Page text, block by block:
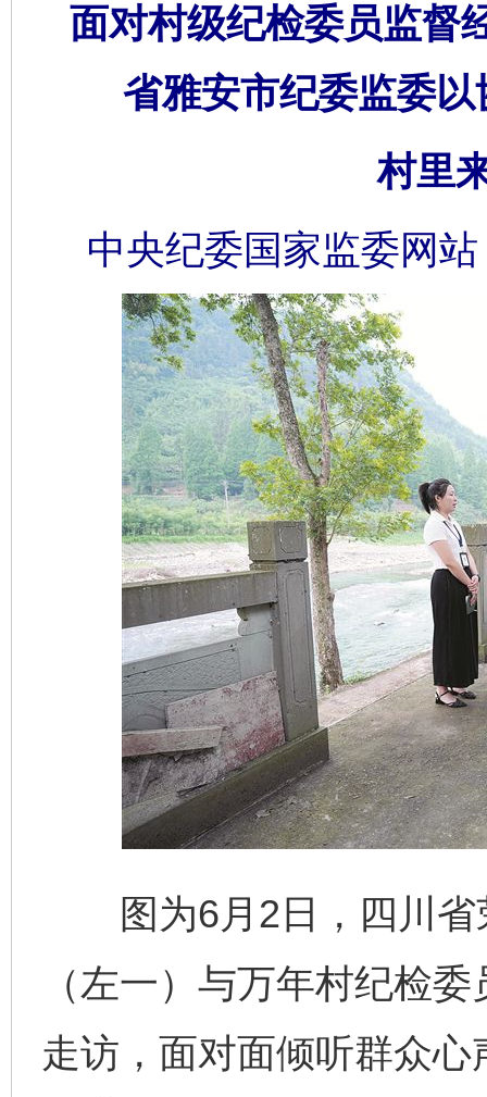
面对村级纪检委员监督
省雅安市纪委监委
村里
中央纪委国家监委网
图为6月2日，四川省
（左一）与万年村纪检
走访，面对面倾听群众